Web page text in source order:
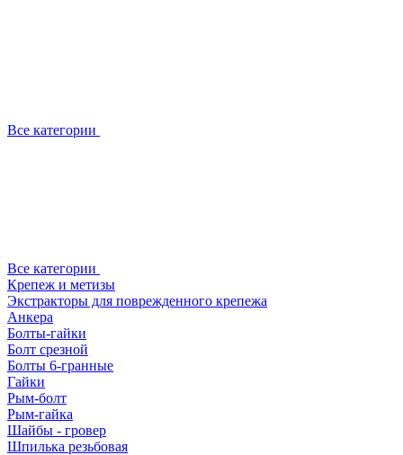
Все категории
Все категории
Крепеж и метизы
Экстракторы для поврежденного крепежа
Анкера
Болты-гайки
Болт срезной
Болты 6-гранные
Гайки
Рым-болт
Рым-гайка
Шайбы - гровер
Шпилька резьбовая